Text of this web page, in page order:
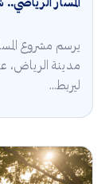
المسار
يرسم مشروع
ليربط...